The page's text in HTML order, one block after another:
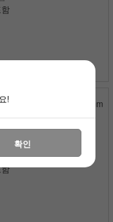
칠판 백판(비자석)
(15mm
!
확인